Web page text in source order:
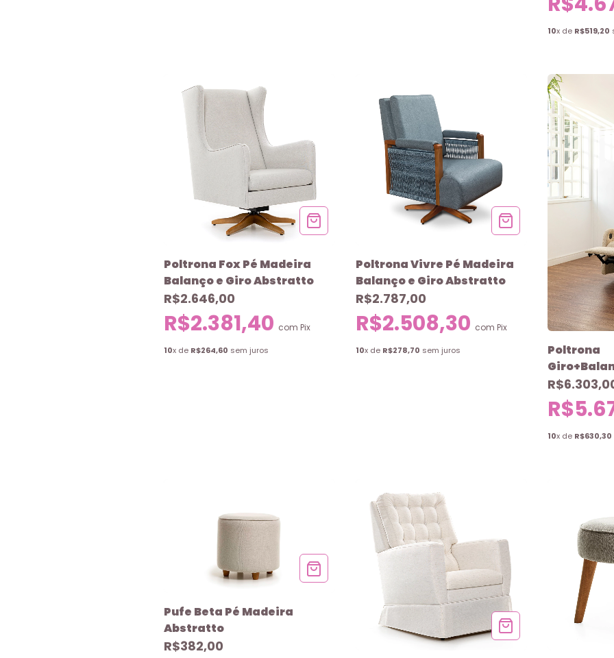
10x de R$519,20
Poltrona Fox Pé Madeira
Balanço e Giro Abstratto
R$2.646,00
R$2.381,40 com Pix
10x de R$264,60 sem juros
Poltrona Vivre Pé Madeira
Balanço e Giro Abstratto
R$2.787,00
R$2.508,30 com Pix
10x de R$278,70 sem juros
Poltrona
Elétrica
10x de R$630,30
Pufe Beta Pé Madeira
Abstratto
R$382,00